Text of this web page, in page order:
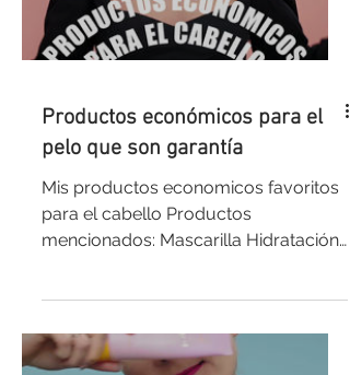
Productos económicos para el
pelo que son garantía
Mis productos economicos favoritos
para el cabello Productos
mencionados: Mascarilla Hidratación